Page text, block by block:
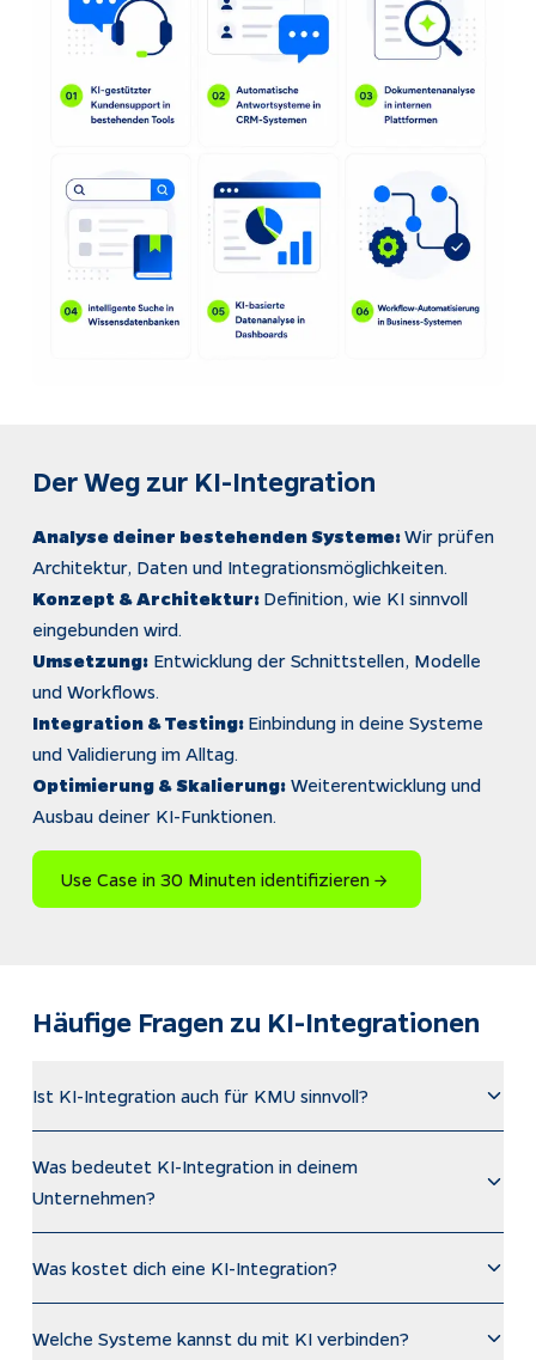
Der Weg zur KI-Integration
Analyse deiner bestehenden Systeme:Wir prüfen
Architektur, Daten und Integrationsmöglichkeiten.
Konzept & Architektur: Definition, wie KI sinnvoll
eingebunden wird.
Umsetzung:Entwicklung der Schnittstellen, Modelle
und Workflows.
Integration & Testing: Einbindung in deine Systeme
und Validierung im Alltag.
Optimierung & Skalierung:Weiterentwicklung und
Ausbau deiner KI-Funktionen.
Use Case in 30 Minuten identifizieren → ​​​​
Häufige Fragen zu KI-Integrationen
Ist KI-Integration auch für KMU sinnvoll?
Was bedeutet KI-Integration in deinem
Unternehmen?
Was kostet dich eine KI-Integration?
Welche Systeme kannst du mit KI verbinden?